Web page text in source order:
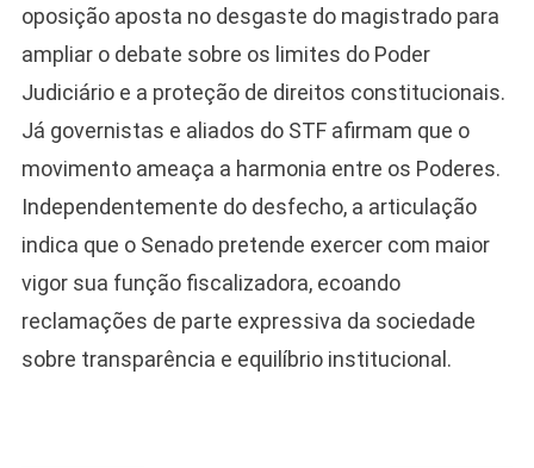
oposição aposta no desgaste do magistrado para
ampliar o debate sobre os limites do Poder
Judiciário e a proteção de direitos constitucionais.
Já governistas e aliados do STF afirmam que o
movimento ameaça a harmonia entre os Poderes.
Independentemente do desfecho, a articulação
indica que o Senado pretende exercer com maior
vigor sua função fiscalizadora, ecoando
reclamações de parte expressiva da sociedade
sobre transparência e equilíbrio institucional.